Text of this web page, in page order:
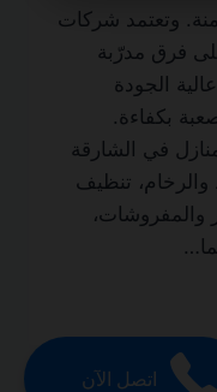
وتعتمد شركات
فرق مدرّبة
الجودة
بكفاءة.
في الشارقة
والرخام، تنظيف
والمفروشات،
اتصل الآن